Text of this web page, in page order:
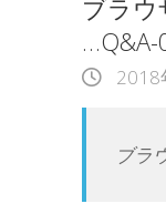
ブラ
…Q&A-
2018
ブラ